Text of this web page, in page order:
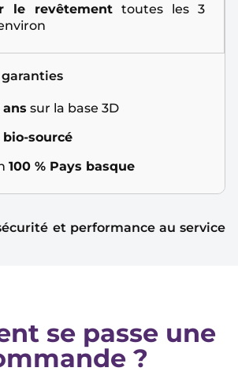
le revêtement toutes les 3
garanties
ans sur la base 3D
sourcé
100 % Pays basque
et performance au service
se passe une
?